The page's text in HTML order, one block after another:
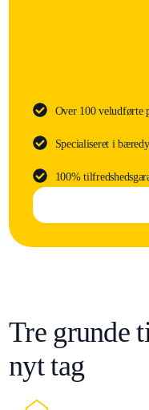
Over 100 veludførte
Specialiseret i
100%
Tre grunde
nyt tag